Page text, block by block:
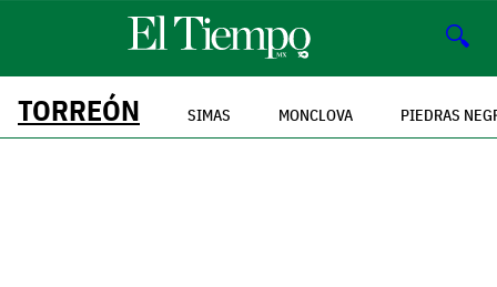
🔍
TORREÓN SIMAS MONCLOVA PIEDRAS